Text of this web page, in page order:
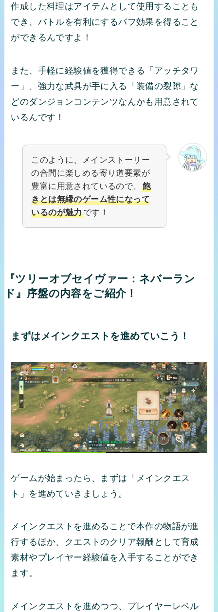
作成した料理はアイテムとして使用することも
でき、バトルを有利にするバフ効果を得ること
ができるんですよ！
また、手軽に経験値を獲得できる「アッチタワ
ー」、強力な武具が手に入る「装備の裂隙」な
どのダンジョンコンテンツなんかも用意されて
いるんです！
このように、メインストーリー
の合間に楽しめる寄り道要素が
豊富に用意されているので、
飽
きとは無縁のゲーム性になって
いるのが魅力です！
『ツリーオブセイヴァー：ネバーラン
ド』序盤の内容をご紹介！
まずはメインクエストを進めていこう！
ゲームが始まったら、まずは「メインクエス
ト」を進めていきましょう。
メインクエストを進めることで本作の物語が進
行するほか、クエストのクリア報酬として育成
素材やプレイヤー経験値を入手することができ
ます。
メインクエストを進めつつ、プレイヤーレベル